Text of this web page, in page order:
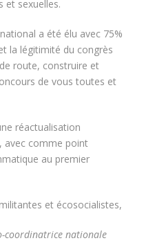
et sexuelles.
a été élu avec 75%
la légitimité du congrès
route, construire et
de vous toutes et
réactualisation
avec comme point
au premier
et écosocialistes,
coordinatrice nationale